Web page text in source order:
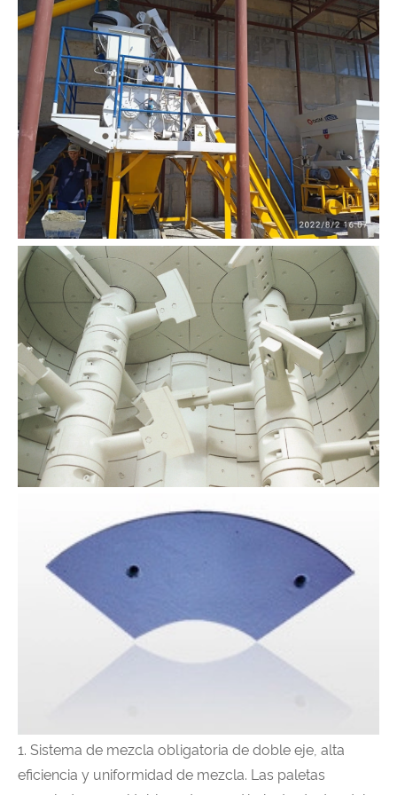
1. Sistema de mezcla obligatoria de doble eje, alta
eficiencia y uniformidad de mezcla. Las paletas